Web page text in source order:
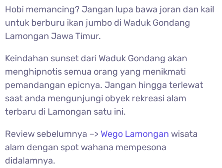
Hobi memancing? Jangan lupa bawa joran dan kail
untuk berburu ikan jumbo di Waduk Gondang
Lamongan Jawa Timur.
Keindahan sunset dari Waduk Gondang akan
menghipnotis semua orang yang menikmati
pemandangan epicnya. Jangan hingga terlewat
saat anda mengunjungi obyek rekreasi alam
terbaru di Lamongan satu ini.
Review sebelumnya –> Wego Lamongan wisata
alam dengan spot wahana mempesona
didalamnya.